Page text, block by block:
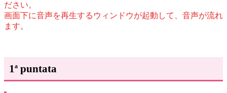
ださい。
画面下に音声を再生するウィンドウが起動して、音声が流れ
ます。
1a puntata